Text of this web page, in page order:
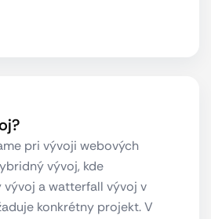
pri vývoji webových
vývoj, kde
vývoj a watterfall vývoj v
konkrétny projekt. V